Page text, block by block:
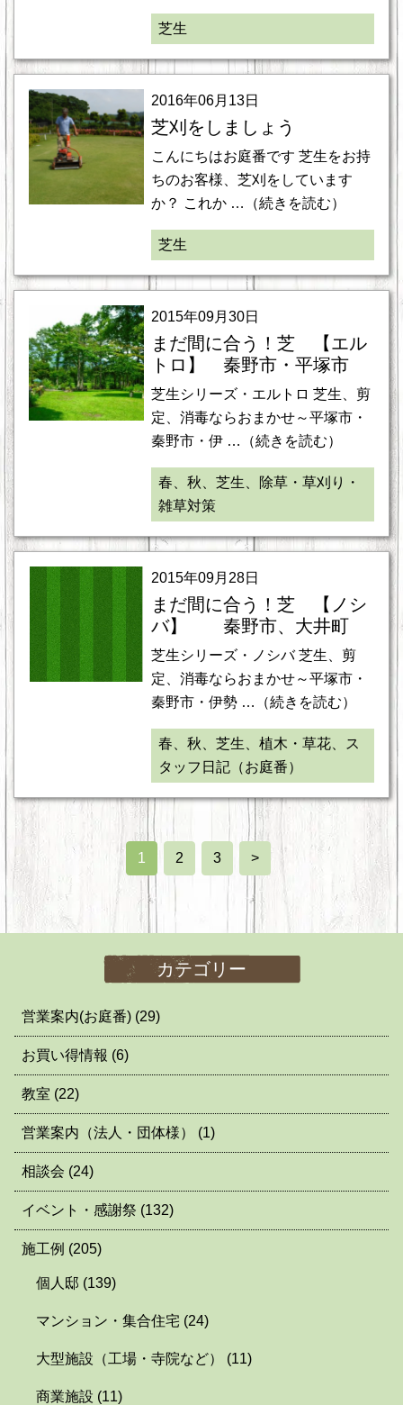
芝生
2016年06月13日
芝刈をしましょう
こんにちはお庭番です 芝生をお持
ちのお客様、芝刈をしています
か？ これか …（続きを読む）
芝生
2015年09月30日
まだ間に合う！芝 【エル
トロ】 秦野市・平塚市
芝生シリーズ・エルトロ 芝生、剪
定、消毒ならおまかせ～平塚市・
秦野市・伊 …（続きを読む）
春、秋、芝生、除草・草刈り・
雑草対策
2015年09月28日
まだ間に合う！芝 【ノシ
バ】 秦野市、大井町
芝生シリーズ・ノシバ 芝生、剪
定、消毒ならおまかせ～平塚市・
秦野市・伊勢 …（続きを読む）
春、秋、芝生、植木・草花、ス
タッフ日記（お庭番）
1 2 3 >
カテゴリー
営業案内(お庭番) (29)
お買い得情報 (6)
教室 (22)
営業案内（法人・団体様） (1)
相談会 (24)
イベント・感謝祭 (132)
施工例 (205)
個人邸 (139)
マンション・集合住宅 (24)
大型施設（工場・寺院など） (11)
商業施設 (11)